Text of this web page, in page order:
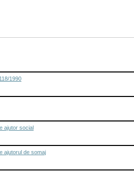
1990
ajutor social
ajutorul de somaj